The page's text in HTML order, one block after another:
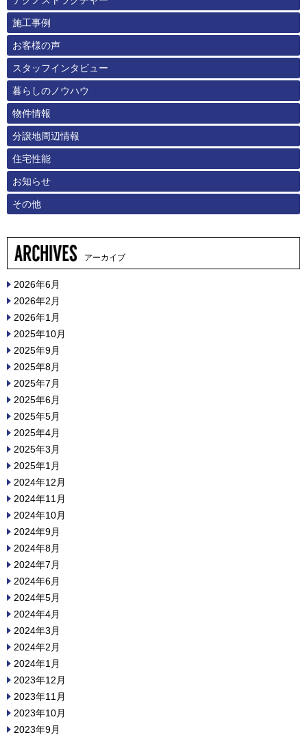
施工事例
お客様の声
スタッフインタビュー
暮らしのノウハウ
物件情報
分譲地周辺情報
住宅性能
お知らせ
その他
アーカイブ
2026年6月
2026年2月
2026年1月
2025年10月
2025年9月
2025年8月
2025年7月
2025年6月
2025年5月
2025年4月
2025年3月
2025年1月
2024年12月
2024年11月
2024年10月
2024年9月
2024年8月
2024年7月
2024年6月
2024年5月
2024年4月
2024年3月
2024年2月
2024年1月
2023年12月
2023年11月
2023年10月
2023年9月